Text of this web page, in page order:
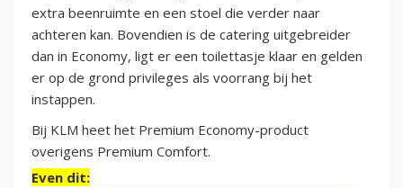
extra beenruimte en een stoel die verder naar
achteren kan. Bovendien is de catering uitgebreider
dan in Economy, ligt er een toilettasje klaar en gelden
er op de grond privileges als voorrang bij het
instappen.
Bij KLM heet het Premium Economy-product
overigens Premium Comfort.
Even dit: